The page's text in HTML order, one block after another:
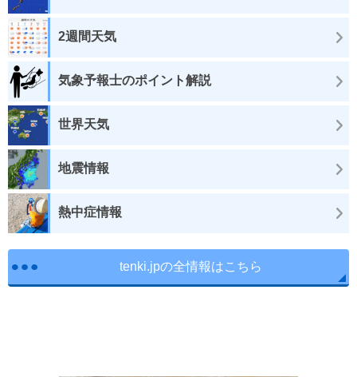
2週間天気
気象予報士のポイント解説
世界天気
地震情報
熱中症情報
tenki.jpの全情報はこちら